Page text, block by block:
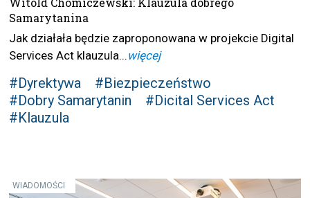
Samarytanina
Jak działała będzie zaproponowana w projekcie Digital
Services Act klauzula...więcej
#Dyrektywa
#Biezpieczeństwo
#Dobry Samarytanin
#Dicital Services Act
#Klauzula
WIADOMOŚCI